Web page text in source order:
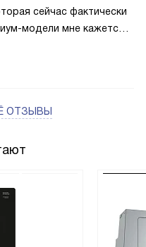
сейчас фактически
модели мне кажется
ОТЗЫВЫ